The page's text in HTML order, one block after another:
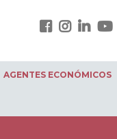
AGENTES ECONÓMICOS